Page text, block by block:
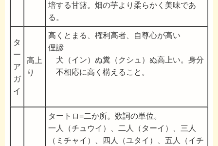
培する甘藷。畑の芋より柔らかく美味であ
る。
タ
ー
ア
ガ
イ
高上
り
高くとまる、権利高者、自尊心が高い
俚諺
犬（イン）ぬ糞（クシュ）ぬ高上い。身分
不相応に高く構えること。
タートロ=二か所。数詞の単位。
一人（チュウイ）、二人（ターイ）、三人
（ミチャイ）、四人（ユタイ）、五人（イチ